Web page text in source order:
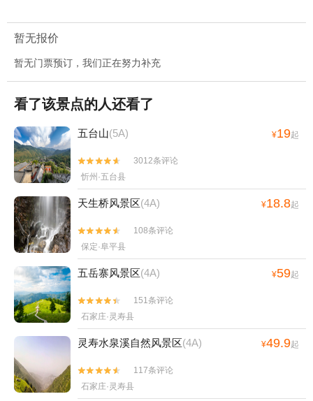
暂无报价
暂无门票预订，我们正在努力补充
看了该景点的人还看了
五台山(5A) ¥19起


3012条评论
忻州·五台县
天生桥风景区(4A) ¥18.8起


108条评论
保定·阜平县
五岳寨风景区(4A) ¥59起


151条评论
石家庄·灵寿县
灵寿水泉溪自然风景区(4A) ¥49.9起


117条评论
石家庄·灵寿县